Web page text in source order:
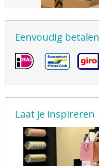
Eenvoudig betalen
Laat je inspireren